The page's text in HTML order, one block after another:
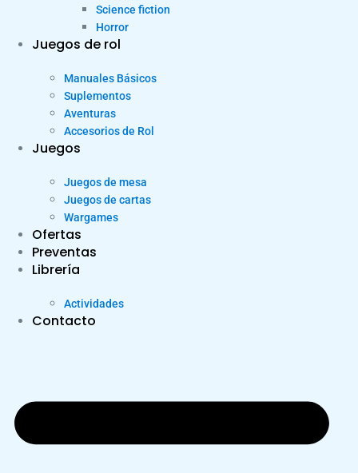
Science fiction
Horror
Juegos de rol
Manuales Básicos
Suplementos
Aventuras
Accesorios de Rol
Juegos
Juegos de mesa
Juegos de cartas
Wargames
Ofertas
Preventas
Librería
Actividades
Contacto